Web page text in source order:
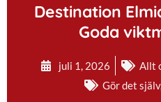
Destination
Goda
juli 1, 2026 Allt
Gör det själv